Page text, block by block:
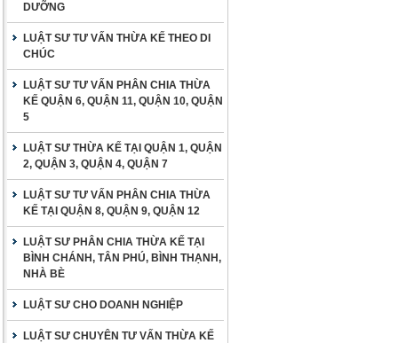
DƯỠNG
LUẬT SƯ TƯ VẤN THỪA KẾ THEO DI
CHÚC
LUẬT SƯ TƯ VẤN PHÂN CHIA THỪA
KẾ QUẬN 6, QUẬN 11, QUẬN 10, QUẬN
5
LUẬT SƯ THỪA KẾ TẠI QUẬN 1, QUẬN
2, QUẬN 3, QUẬN 4, QUẬN 7
LUẬT SƯ TƯ VẤN PHÂN CHIA THỪA
KẾ TẠI QUẬN 8, QUẬN 9, QUẬN 12
LUẬT SƯ PHÂN CHIA THỪA KẾ TẠI
BÌNH CHÁNH, TÂN PHÚ, BÌNH THẠNH,
NHÀ BÈ
LUẬT SƯ CHO DOANH NGHIỆP
LUẬT SƯ CHUYÊN TƯ VẤN THỪA KẾ